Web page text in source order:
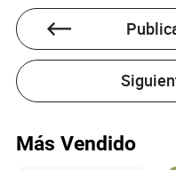
Más Vendido